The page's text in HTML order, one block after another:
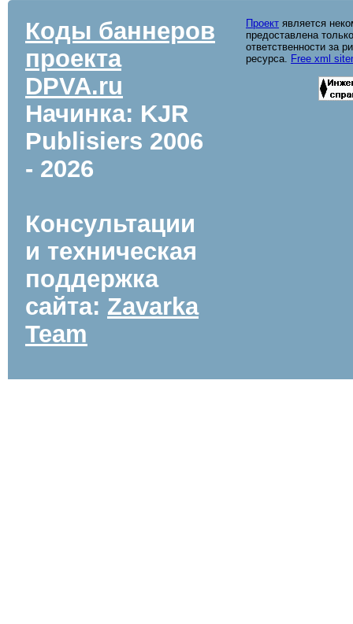
Коды баннеров
проекта
DPVA.ru
Начинка: KJR
Publisiers 2006
- 2026
Консультации
и техническая
поддержка
сайта: Zavarka
Team
Проект является
предоставлена
ответственности за
ресурса. Free xml